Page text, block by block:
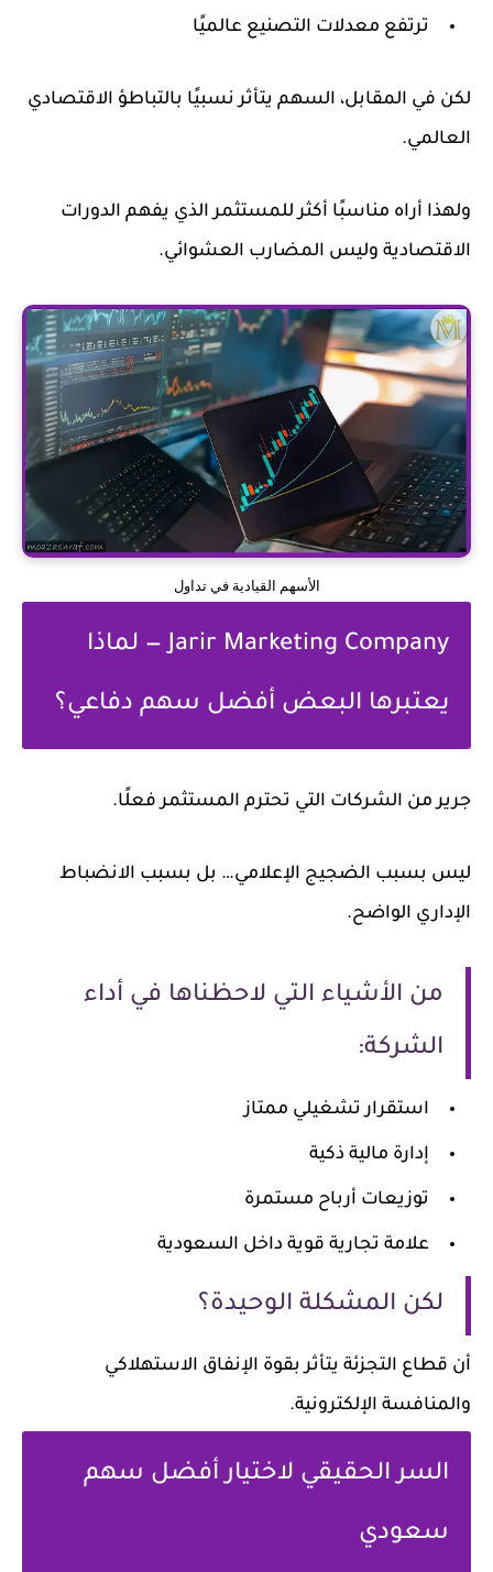
ترتفع معدلات التصنيع عالميًا
لكن في المقابل، السهم يتأثر نسبيًا بالتباطؤ الاقتصادي
العالمي.
ولهذا أراه مناسبًا أكثر للمستثمر الذي يفهم الدورات
الاقتصادية وليس المضارب العشوائي.
الأسهم القيادية في تداول
Jarir Marketing Company — لماذا
يعتبرها البعض أفضل سهم دفاعي؟
جرير من الشركات التي تحترم المستثمر فعلًا.
ليس بسبب الضجيج الإعلامي… بل بسبب الانضباط
الإداري الواضح.
من الأشياء التي لاحظناها في أداء
الشركة:
استقرار تشغيلي ممتاز
إدارة مالية ذكية
توزيعات أرباح مستمرة
علامة تجارية قوية داخل السعودية
لكن المشكلة الوحيدة؟
أن قطاع التجزئة يتأثر بقوة الإنفاق الاستهلاكي
والمنافسة الإلكترونية.
السر الحقيقي لاختيار أفضل سهم
سعودي